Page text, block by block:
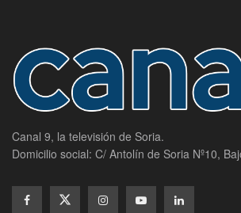
Canal 9, la televisión de Soria.
Domicilio social: C/ Antolín de Soria Nº10,